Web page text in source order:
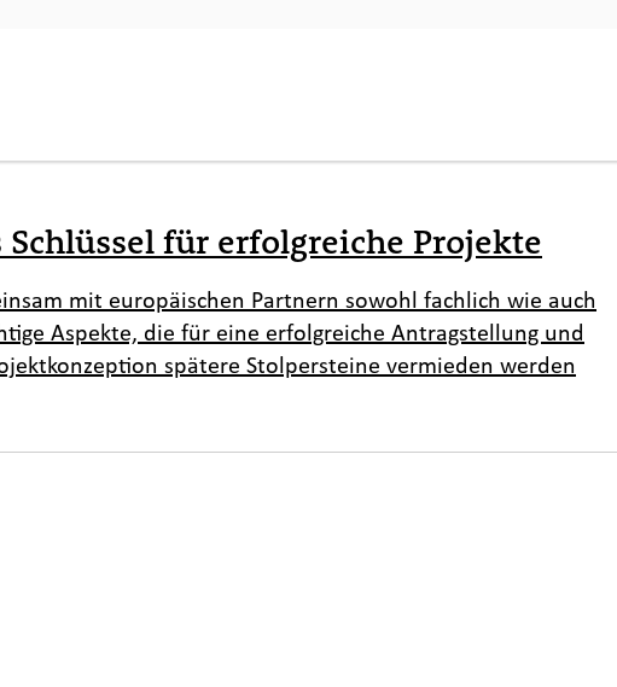
für erfolgreiche Projekte
mit europäischen Partnern sowohl fachlich wie auch
Aspekte, die für eine erfolgreiche Antragstellung und
spätere Stolpersteine vermieden werden